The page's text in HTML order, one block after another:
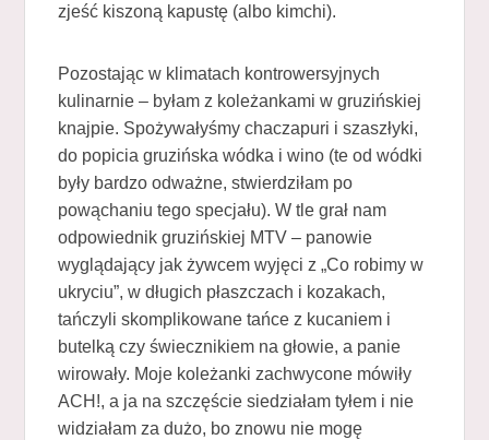
zjeść kiszoną kapustę (albo kimchi).
Pozostając w klimatach kontrowersyjnych
kulinarnie – byłam z koleżankami w gruzińskiej
knajpie. Spożywałyśmy chaczapuri i szaszłyki,
do popicia gruzińska wódka i wino (te od wódki
były bardzo odważne, stwierdziłam po
powąchaniu tego specjału). W tle grał nam
odpowiednik gruzińskiej MTV – panowie
wyglądający jak żywcem wyjęci z „Co robimy w
ukryciu”, w długich płaszczach i kozakach,
tańczyli skomplikowane tańce z kucaniem i
butelką czy świecznikiem na głowie, a panie
wirowały. Moje koleżanki zachwycone mówiły
ACH!, a ja na szczęście siedziałam tyłem i nie
widziałam za dużo, bo znowu nie mogę